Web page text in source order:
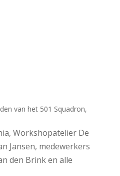
van het 501 Squadron,
Workshopatelier De
Jansen, medewerkers
den Brink en alle